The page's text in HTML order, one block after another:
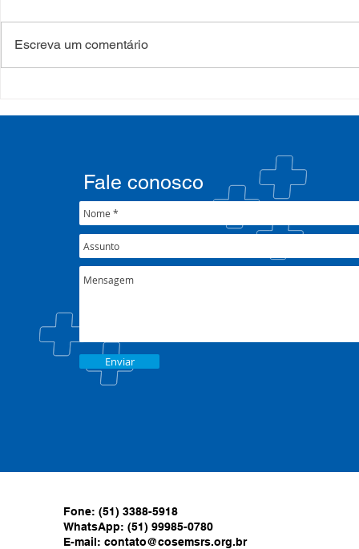
COSEMS/RS reúne gestores
Nacional do CONASEMS
participa
Patrulha
pública
Escreva um comentário
Enviar
Fale conosco
Fone: (51) 3388-5918
WhatsApp: (51) 99985-0780
E-mail: contato@cosemsrs.org.br